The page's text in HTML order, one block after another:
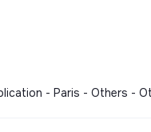
- Paris - Others -